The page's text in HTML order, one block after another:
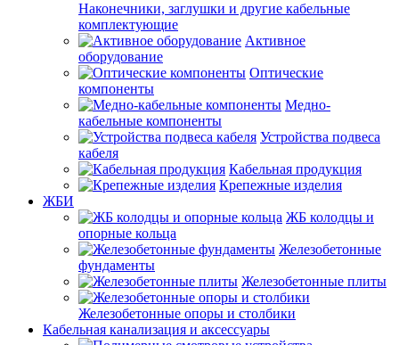
Наконечники, заглушки и другие кабельные
комплектующие
Активное
оборудование
Оптические
компоненты
Медно-
кабельные компоненты
Устройства подвеса
кабеля
Кабельная продукция
Крепежные изделия
ЖБИ
ЖБ колодцы и
опорные кольца
Железобетонные
фундаменты
Железобетонные плиты
Железобетонные опоры и столбики
Кабельная канализация и аксессуары